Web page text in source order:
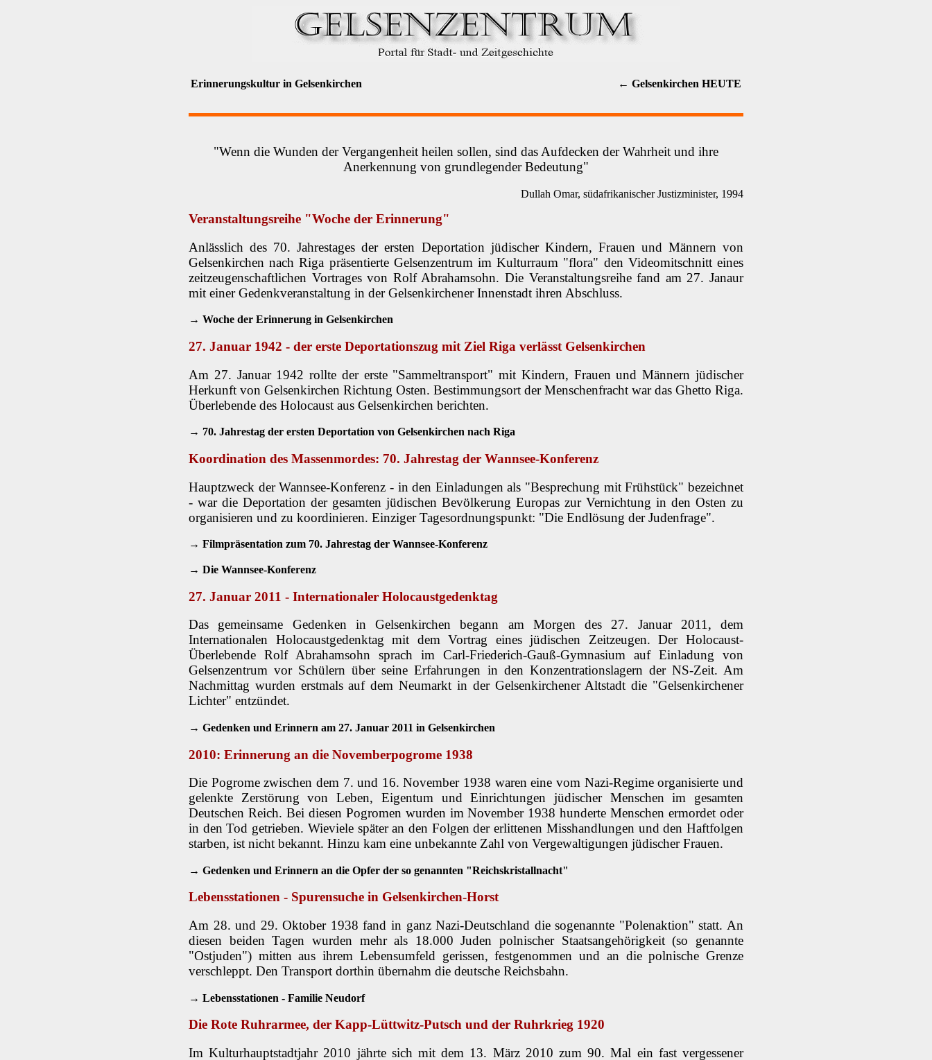
Erinnerungskultur in Gelsenkirchen ← Gelsenkirchen HEUTE
"Wenn die Wunden der Vergangenheit heilen sollen, sind das Aufdecken der Wahrheit und ihre
Anerkennung von grundlegender Bedeutung"
Dullah Omar, südafrikanischer Justizminister, 1994
Veranstaltungsreihe "Woche der Erinnerung"
Anlässlich des 70. Jahrestages der ersten Deportation jüdischer Kindern, Frauen und Männern von
Gelsenkirchen nach Riga präsentierte Gelsenzentrum im Kulturraum "flora" den Videomitschnitt eines
zeitzeugenschaftlichen Vortrages von Rolf Abrahamsohn. Die Veranstaltungsreihe fand am 27. Janaur
mit einer Gedenkveranstaltung in der Gelsenkirchener Innenstadt ihren Abschluss.
→ Woche der Erinnerung in Gelsenkirchen
27. Januar 1942 - der erste Deportationszug mit Ziel Riga verlässt Gelsenkirchen
Am 27. Januar 1942 rollte der erste "Sammeltransport" mit Kindern, Frauen und Männern jüdischer
Herkunft von Gelsenkirchen Richtung Osten. Bestimmungsort der Menschenfracht war das Ghetto Riga.
Überlebende des Holocaust aus Gelsenkirchen berichten.
→ 70. Jahrestag der ersten Deportation von Gelsenkirchen nach Riga
Koordination des Massenmordes: 70. Jahrestag der Wannsee-Konferenz
Hauptzweck der Wannsee-Konferenz - in den Einladungen als "Besprechung mit Frühstück" bezeichnet
- war die Deportation der gesamten jüdischen Bevölkerung Europas zur Vernichtung in den Osten zu
organisieren und zu koordinieren. Einziger Tagesordnungspunkt: "Die Endlösung der Judenfrage".
→ Filmpräsentation zum 70. Jahrestag der Wannsee-Konferenz
→ Die Wannsee-Konferenz
27. Januar 2011 - Internationaler Holocaustgedenktag
Das gemeinsame Gedenken in Gelsenkirchen begann am Morgen des 27. Januar 2011, dem
Internationalen Holocaustgedenktag mit dem Vortrag eines jüdischen Zeitzeugen. Der Holocaust-
Überlebende Rolf Abrahamsohn sprach im Carl-Friederich-Gauß-Gymnasium auf Einladung von
Gelsenzentrum vor Schülern über seine Erfahrungen in den Konzentrationslagern der NS-Zeit. Am
Nachmittag wurden erstmals auf dem Neumarkt in der Gelsenkirchener Altstadt die "Gelsenkirchener
Lichter" entzündet.
→ Gedenken und Erinnern am 27. Januar 2011 in Gelsenkirchen
2010: Erinnerung an die Novemberpogrome 1938
Die Pogrome zwischen dem 7. und 16. November 1938 waren eine vom Nazi-Regime organisierte und
gelenkte Zerstörung von Leben, Eigentum und Einrichtungen jüdischer Menschen im gesamten
Deutschen Reich. Bei diesen Pogromen wurden im November 1938 hunderte Menschen ermordet oder
in den Tod getrieben. Wieviele später an den Folgen der erlittenen Misshandlungen und den Haftfolgen
starben, ist nicht bekannt. Hinzu kam eine unbekannte Zahl von Vergewaltigungen jüdischer Frauen.
→ Gedenken und Erinnern an die Opfer der so genannten "Reichskristallnacht"
Lebensstationen - Spurensuche in Gelsenkirchen-Horst
Am 28. und 29. Oktober 1938 fand in ganz Nazi-Deutschland die sogenannte "Polenaktion" statt. An
diesen beiden Tagen wurden mehr als 18.000 Juden polnischer Staatsangehörigkeit (so genannte
"Ostjuden") mitten aus ihrem Lebensumfeld gerissen, festgenommen und an die polnische Grenze
verschleppt. Den Transport dorthin übernahm die deutsche Reichsbahn.
→ Lebensstationen - Familie Neudorf
Die Rote Ruhrarmee, der Kapp-Lüttwitz-Putsch und der Ruhrkrieg 1920
Im Kulturhauptstadtjahr 2010 jährte sich mit dem 13. März 2010 zum 90. Mal ein fast vergessener